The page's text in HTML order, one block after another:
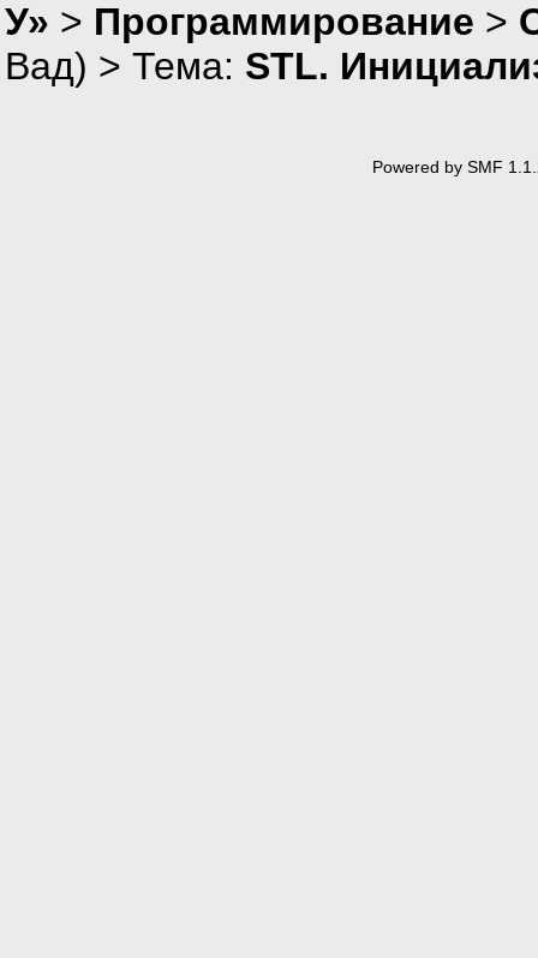
У» > Программирование >
Вад) > Тема: STL.
Powered by SMF